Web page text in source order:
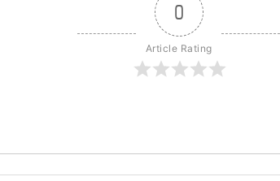
0
Article Rating